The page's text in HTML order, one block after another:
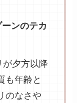
ンのテカ
が夕方以降
も年齢と
のなさや